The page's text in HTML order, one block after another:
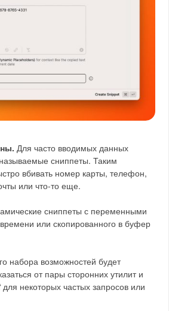
Для часто вводимых данных
сниппеты. Таким
вбивать номер карты, телефон,
или что-то еще.
сниппеты с переменными
или скопированного в буфер
набора возможностей будет
от пары сторонних утилит и
для некоторых частых запросов или